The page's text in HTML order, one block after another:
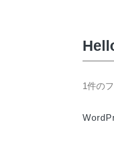
1件の